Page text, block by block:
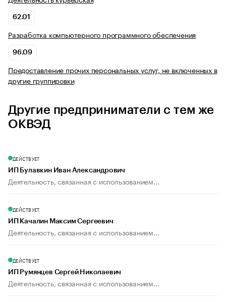
62.01
Разработка компьютерного программного обеспечения
96.09
Предоставление прочих персональных услуг, не включенных в
другие группировки
Другие предприниматели с тем же
ОКВЭД
ДЕЙСТВУЕТ
ИП Булавкин Иван Александрович
Деятельность, связанная с использованием...
ДЕЙСТВУЕТ
ИП Качалин Максим Сергеевич
Деятельность, связанная с использованием...
ДЕЙСТВУЕТ
ИП Румянцев Сергей Николаевич
Деятельность, связанная с использованием...